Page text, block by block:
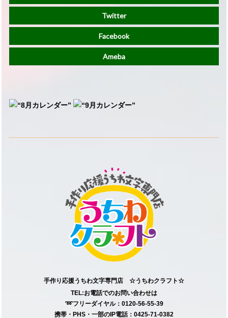
Twitter
Facebook
Ameba
手作り応援うちわ文字専門店 ☆うちわクラフト☆
TEL:お電話でのお問い合わせは
➿フリーダイヤル：0120-56-55-39
携帯・PHS・一部のIP電話：0425-71-0382